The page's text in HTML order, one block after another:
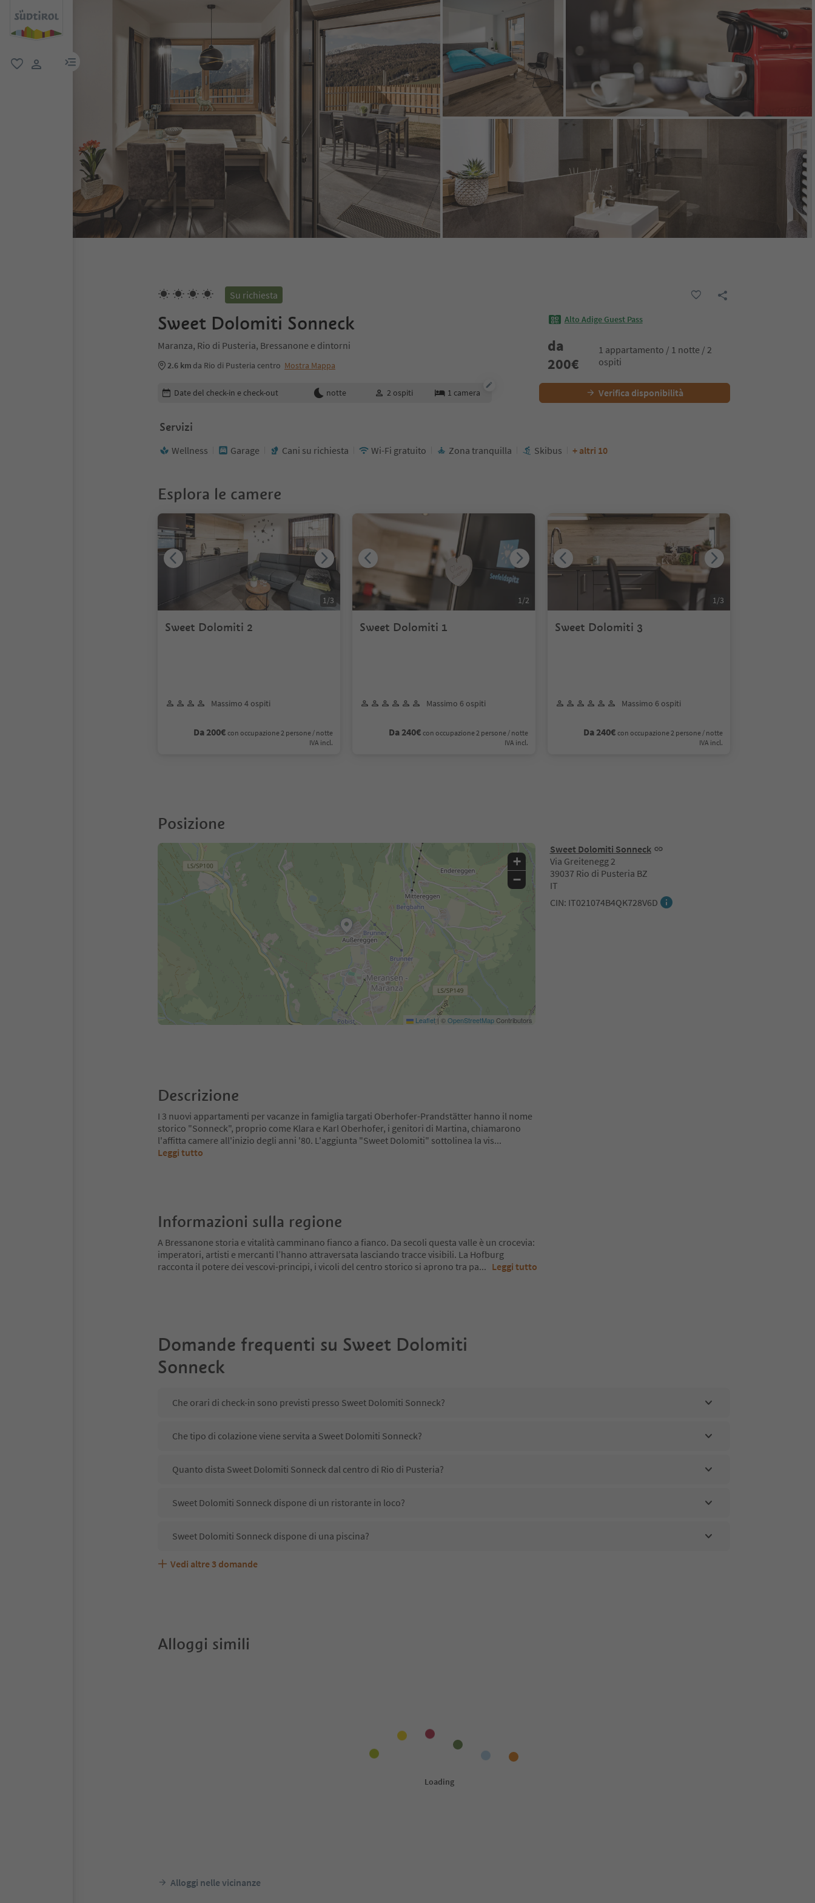
menu link
Su richiesta
Sweet Dolomiti Sonneck
Maranza, Rio di Pusteria, Bressanone e dintorni
2.6 km da Rio di Pusteria centro Mostra Mappa
Alto Adige Guest Pass
da
200€
1 appartamento / 1 notte / 2
ospiti
Modifica i dettagli della prenotazione
Date del check-in e check-out notte 2 ospiti 1 camera Verifica disponibilità
Servizi
Wellness Garage Cani su richiesta Wi-Fi gratuito Zona tranquilla Skibus + altri 10
Esplora le camere
Sweet Dolomiti 2
Massimo 4 ospiti
Da 200€ con occupazione 2 persone / notte
IVA incl.
1 /3
Sweet Dolomiti 1
Massimo 6 ospiti
Da 240€ con occupazione 2 persone / notte
IVA incl.
1 /2
Sweet Dolomiti 3
Massimo 6 ospiti
Da 240€ con occupazione 2 persone / notte
IVA incl.
1 /3
Posizione
Sweet Dolomiti Sonneck
Via Greitenegg 2
39037 Rio di Pusteria BZ
IT
CIN: IT021074B4QK728V6D
+
−
Leaflet | ©OpenStreetMapContributors
Descrizione
I 3 nuovi appartamenti per vacanze in famiglia targati Oberhofer-Prandstätter hanno il nome
storico "Sonneck", proprio come Klara e Karl Oberhofer, i genitori di Martina, chiamarono
l'affitta camere all'inizio degli anni '80. L'aggiunta "Sweet Dolomiti" sottolinea la vis...
Leggi tutto
Informazioni sulla regione
A Bressanone storia e vitalità camminano fianco a fianco. Da secoli questa valle è un crocevia:
imperatori, artisti e mercanti l’hanno attraversata lasciando tracce visibili. La Hofburg
racconta il potere dei vescovi-principi, i vicoli del centro storico si aprono tra pa... Leggi tutto
Domande frequenti su Sweet Dolomiti
Sonneck
Che orari di check-in sono previsti presso Sweet Dolomiti Sonneck?
Che tipo di colazione viene servita a Sweet Dolomiti Sonneck?
Quanto dista Sweet Dolomiti Sonneck dal centro di Rio di Pusteria?
Sweet Dolomiti Sonneck dispone di un ristorante in loco?
Sweet Dolomiti Sonneck dispone di una piscina?
Sweet Dolomiti Sonneck accetta animali domestici?
Quali servizi/attività sono disponibili presso Sweet Dolomiti Sonneck?
Gli ospiti di Sweet Dolomiti Sonneck ricevono l'Alto Adige Guest Pass?
Vedi altre 3 domande
Alloggi simili
Alloggi nelle vicinanze